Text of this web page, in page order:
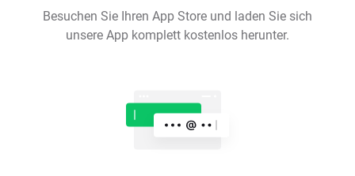
Besuchen Sie Ihren App Store und laden Sie sich
unsere App komplett kostenlos herunter.